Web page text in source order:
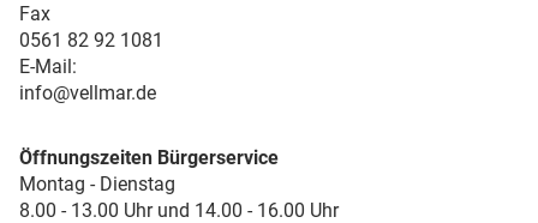
Fax
0561 82 92 1081
E-Mail:
info@vellmar.de
Öffnungszeiten Bürgerservice
Montag - Dienstag
8.00 - 13.00 Uhr und 14.00 - 16.00 Uhr